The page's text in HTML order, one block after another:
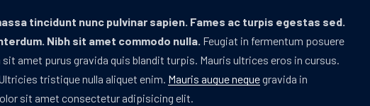
tincidunt nunc pulvinar sapien. Fames ac turpis egestas sed.
Nibh sit amet commodo nulla. Feugiat in fermentum posuere
amet purus gravida quis blandit turpis. Mauris ultrices eros in cursus.
tristique nulla aliquet enim. Mauris augue nequegravida in
sit amet consectetur adipisicing elit.